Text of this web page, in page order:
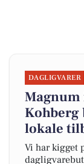
DAGLIGVARER
Kohberg
lokale
Vi har kigget